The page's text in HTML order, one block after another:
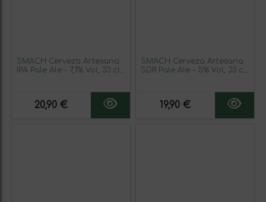
SMACH Cerveza Artesana
IPA Pale Ale – 7,1% Vol, 33 cl –
20,90 €
SMACH Cerveza Artesana
SDR Pale Ale – 5% Vol, 33 cl
19,90 €